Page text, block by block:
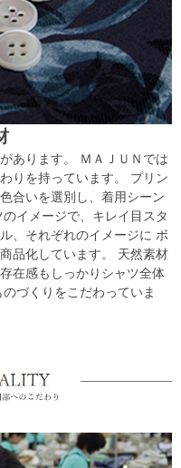
あります。 ＭＡＪＵＮでは
りを持っています。 プリン
合いを選別し、着用シーン
イメージで、キレイ目スタ
、それぞれのイメージに ボ
品化しています。 天然素材
在感もしっかりシャツ全体
づくりをこだわっていま